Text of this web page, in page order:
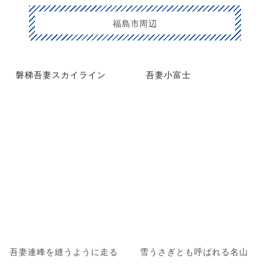
福島市周辺
磐梯吾妻スカイライン
吾妻連峰を縫うように走る
吾妻小富士
雪うさぎとも呼ばれる名山